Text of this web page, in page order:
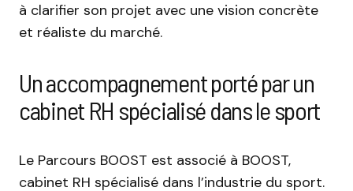
à clarifier son projet avec une vision concrète
et réaliste du marché.
Un accompagnement porté par un
cabinet RH spécialisé dans le sport
Le Parcours BOOST est associé à BOOST,
cabinet RH spécialisé dans l’industrie du sport.